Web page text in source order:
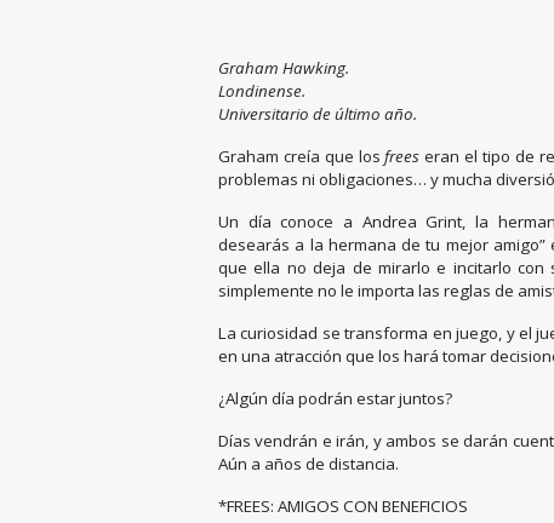
Graham Hawking.
Londinense.
Universitario de último año.
Graham creía que losfrees eran el tipo de
problemas ni obligaciones… y mucha
Un día conoce a Andrea Grint, la
desearás a la hermana de tu mejor
que ella no deja de mirarlo e incitarlo con
simplemente no le importa las reglas de
La curiosidad se transforma en juego, y el
en una atracción que los hará tomar
¿Algún día podrán estar juntos?
Días vendrán e irán, y ambos se darán
Aún a años de distancia.
*FREES: AMIGOS CON BENEFICIOS